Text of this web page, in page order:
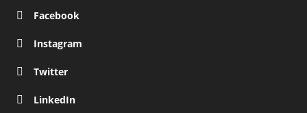
Facebook
Instagram
Twitter
LinkedIn